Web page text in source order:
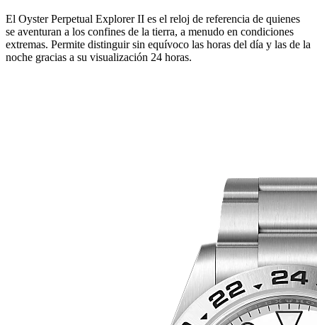
El Oyster Perpetual Explorer II es el reloj de referencia de quienes
se aventuran a los confines de la tierra, a menudo en condiciones
extremas. Permite distinguir sin equívoco las horas del día y las de la
noche gracias a su visualización 24 horas.